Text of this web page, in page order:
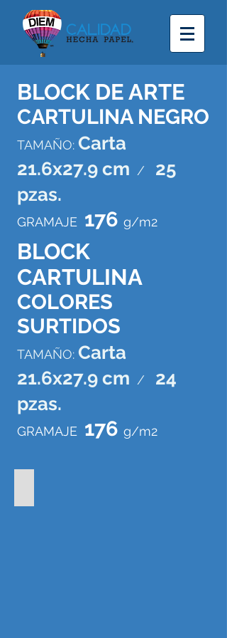
BLOCK DE ARTE
CARTULINA NEGRO
TAMAÑO: Carta
21.6x27.9 cm /
25
pzas.
GRAMAJE 176 g/m2
BLOCK
CARTULINA
COLORES
SURTIDOS
TAMAÑO: Carta
21.6x27.9 cm /
24
pzas.
GRAMAJE 176 g/m2